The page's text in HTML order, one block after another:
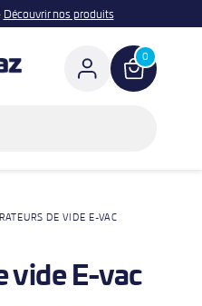
Découvrir nos produits
0
DE VIDE E-VAC
vide E-vac